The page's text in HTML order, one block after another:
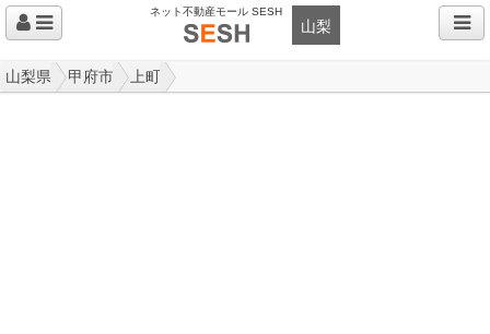
ネット不動産モール SESH
山梨
山梨県 甲府市 上町